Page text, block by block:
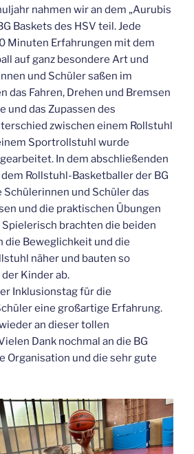
nahmen wir an dem „Aurubis
Baskets des HSV teil. Jede
Minuten Erfahrungen mit dem
auf ganz besondere Art und
und Schüler saßen im
das Fahren, Drehen und Bremsen
und das Zupassen des
zwischen einem Rollstuhl
Sportrollstuhl wurde
In dem abschließenden
Rollstuhl-Basketballer der BG
und Schüler das
und die praktischen Übungen
brachten die beiden
die Beweglichkeit und die
näher und bauten so
Kinder ab.
Inklusionstag für die
eine großartige Erfahrung.
an dieser tollen
Dank nochmal an die BG
Organisation und die sehr gute